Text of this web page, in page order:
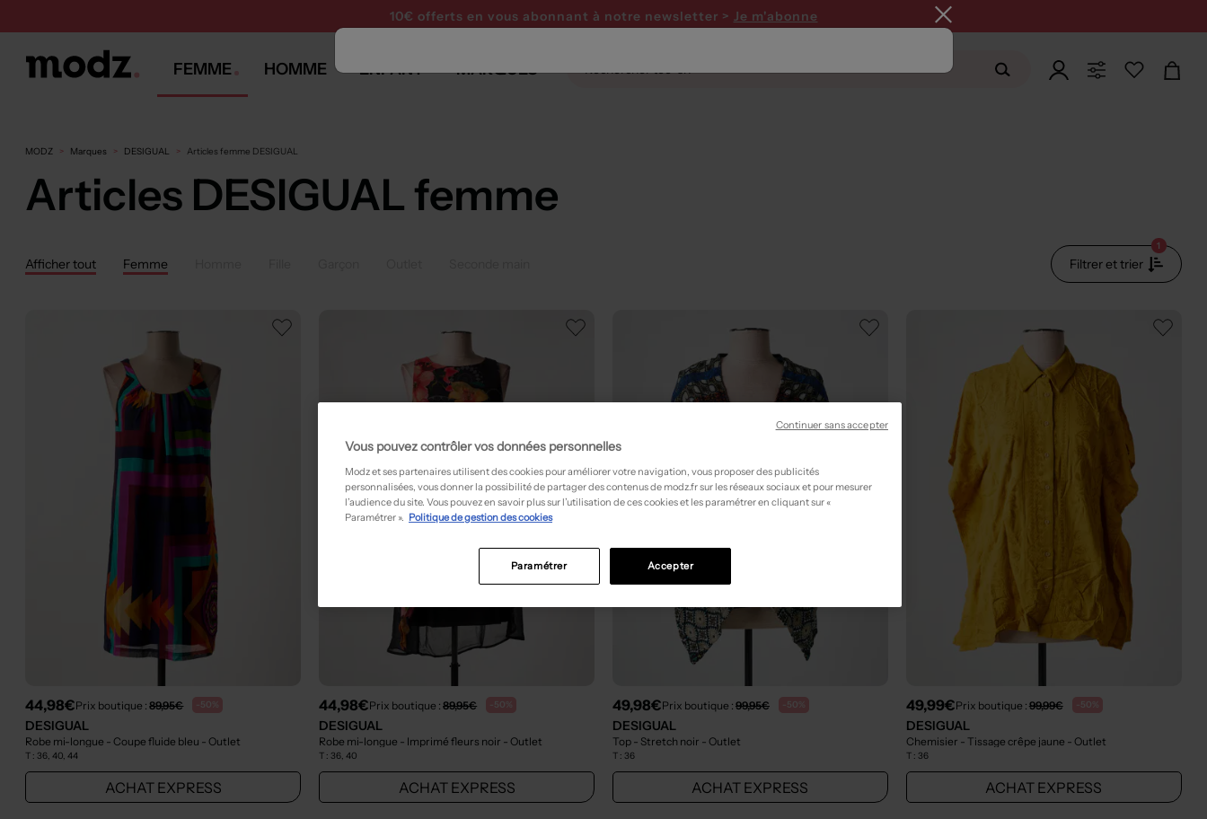
10€ offerts en vous abonnant à notre newsletter > Je m'abonne
FEMME HOMME ENFANT MARQUES
MODZ Marques DESIGUAL Articles femme DESIGUAL
Articles DESIGUAL femme
Afficher tout Femme Filtrer et trier
1
44,98€Prix boutique :89,95€ -50%
DESIGUAL
Robe mi-longue - Coupe fluide bleu - Outlet
T :36, 40, 44
ACHAT EXPRESS
44,98€Prix boutique :89,95€ -50%
DESIGUAL
Robe mi-longue - Imprimé fleurs noir - Outlet
T :36, 40
ACHAT EXPRESS
49,98€Prix boutique : 99,95€ -50%
DESIGUAL
Top - Stretch noir - Outlet
T : 36
ACHAT EXPRESS
49,99€Prix boutique : 99,99€ -50%
DESIGUAL
Chemisier - Tissage crêpe jaune - Outlet
T : 36
ACHAT EXPRESS
Vous pouvez contrôler vos données personnelles
Modz et ses partenaires utilisent des cookies pour améliorer votre navigation, vous proposer des publicités
personnalisées, vous donner la possibilité de partager des contenus de modz.fr sur les réseaux sociaux et pour mesurer
l’audience du site. Vous pouvez en savoir plus sur l’utilisation de ces cookies et les paramétrer en cliquant sur «
Paramétrer ». Politique de gestion des cookies
Accepter
Paramétrer
Continuer sans accepter